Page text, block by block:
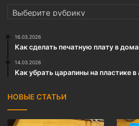
РУБРИКИ
16.03.2026
Как сделать печатную плату в
14.03.2026
Как убрать царапины на пластике
НОВЫЕ СТАТЬИ